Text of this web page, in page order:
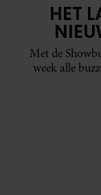
HET
Met de
week alle